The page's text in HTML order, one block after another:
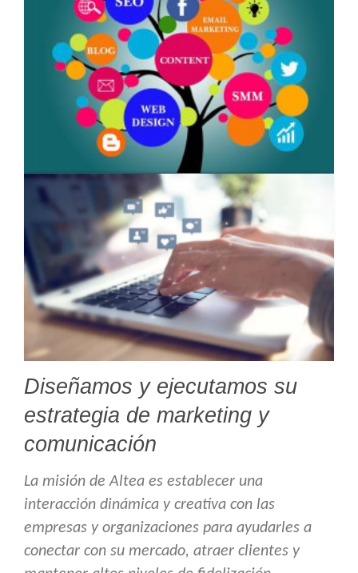
Diseñamos y ejecutamos su
estrategia de marketing y
comunicación
La misión de Altea es establecer una
interacción dinámica y creativa con las
empresas y organizaciones para ayudarles a
conectar con su mercado, atraer clientes y